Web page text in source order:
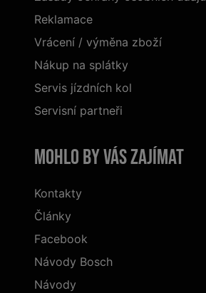
Reklamace
Vrácení / výměna zboží
Nákup na splátky
Servis jízdních kol
Servisní partneři
Mohlo by vás zajímat
Kontakty
Články
Facebook
Návody Bosch
Návody